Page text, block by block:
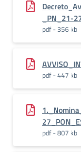
_PN_21-
pdf - 356 kb
pdf - 447 kb
pdf - 807 kb